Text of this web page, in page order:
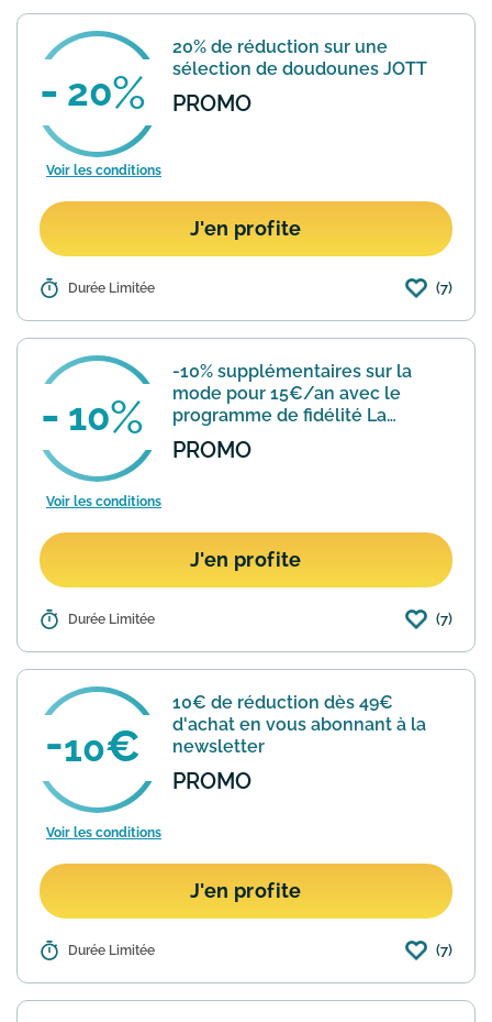
réductions très intéressantes allant
jusqu'à - 75% sur plusieurs milliers
d'articles. Il ex...En savoir plus
20
20% de réduction sur une
sélection de doudounes JOTT
PROMO
Voir les conditions
J'en profite
Détails : Vous cherchez une doudoune Just Over
propose quelques modèles avec des
remises allant de -20 à -40%. Attention
les stocks sont très limi...En savoir plus
Durée Limitée (7)
10
-10% supplémentaires sur la
mode pour 15€/an avec le
programme de fidélité La
Redoute & MOI
PROMO
Voir les conditions
J'en profite
Détails : Avec La Redoute & Moi, je bénéficie de
tous les articles Prêt-à-porter vendus
et expédiés par La Redoute, y compris
sur les prix rou...En savoir plus
Durée Limitée (7)
10
10€ de réduction dès 49€
d'achat en vous abonnant à la
newsletter
PROMO
Voir les conditions
J'en profite
Détails : La Redoute récompense les abonnés à
réduction sur votre prochaine
Durée Limitée (7)